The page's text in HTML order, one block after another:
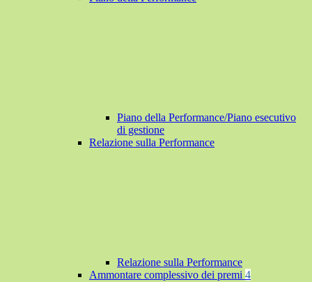
Piano della Performance/Piano esecutivo
di gestione
Relazione sulla Performance
Relazione sulla Performance
Ammontare complessivo dei premi 4